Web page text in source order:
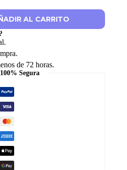
AL CARRITO
de 72 horas.
Segura